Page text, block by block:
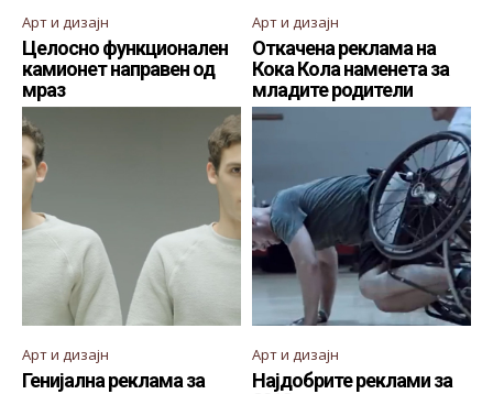
Арт и дизајн
Целосно функционален
камионет направен од
мраз
Арт и дизајн
Откачена реклама на
Кока Кола наменета за
младите родители
Арт и дизајн
Генијална реклама за
Арт и дизајн
Најдобрите реклами за